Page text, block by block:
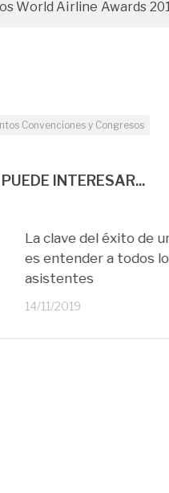
World Airline Awards
Convenciones y Congresos
INTERESAR...
La clave del éxito de
es entender a todos
asistentes
14/11/2019